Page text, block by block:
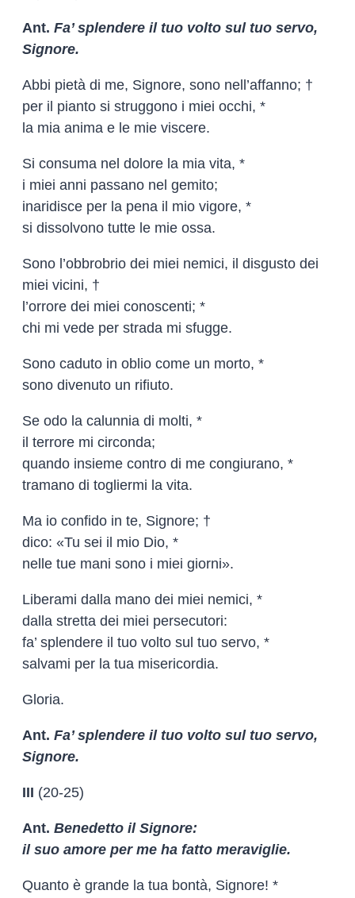
Ant. Fa’ splendere il tuo volto sul tuo servo,
Signore.
Abbi pietà di me, Signore, sono nell’affanno; †
per il pianto si struggono i miei occhi, *
la mia anima e le mie viscere.
Si consuma nel dolore la mia vita, *
i miei anni passano nel gemito;
inaridisce per la pena il mio vigore, *
si dissolvono tutte le mie ossa.
Sono l’obbrobrio dei miei nemici, il disgusto dei
miei vicini, †
l’orrore dei miei conoscenti; *
chi mi vede per strada mi sfugge.
Sono caduto in oblio come un morto, *
sono divenuto un rifiuto.
Se odo la calunnia di molti, *
il terrore mi circonda;
quando insieme contro di me congiurano, *
tramano di togliermi la vita.
Ma io confido in te, Signore; †
dico: «Tu sei il mio Dio, *
nelle tue mani sono i miei giorni».
Liberami dalla mano dei miei nemici, *
dalla stretta dei miei persecutori:
fa’ splendere il tuo volto sul tuo servo, *
salvami per la tua misericordia.
Gloria.
Ant. Fa’ splendere il tuo volto sul tuo servo,
Signore.
III (20-25)
Ant. Benedetto il Signore:
il suo amore per me ha fatto meraviglie.
Quanto è grande la tua bontà, Signore! *